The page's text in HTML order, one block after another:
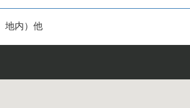
地内）他